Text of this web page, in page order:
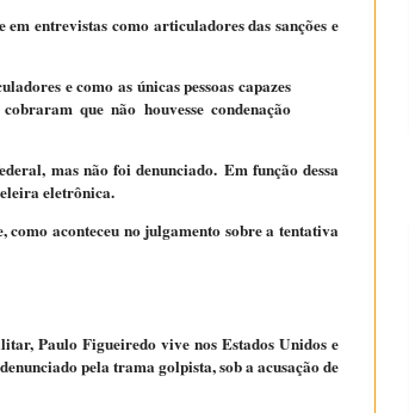
entrevistas como articuladores das sanções e
e como as únicas pessoas capazes
que não houvesse condenação
mas não foi denunciado. Em função dessa
eletrônica.
aconteceu no julgamento sobre a tentativa
Paulo Figueiredo vive nos Estados Unidos e
pela trama golpista, sob a acusação de